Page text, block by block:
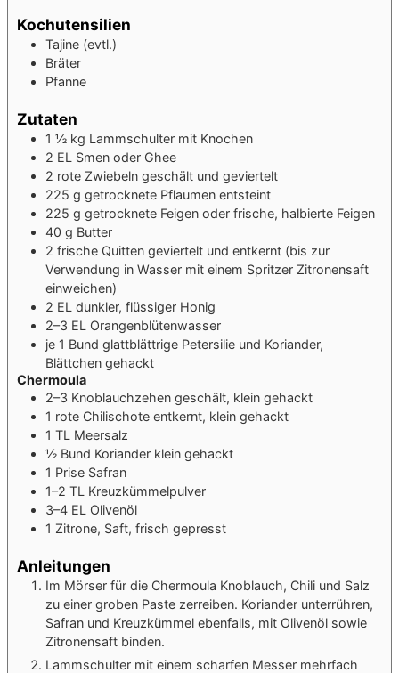
Kochutensilien
Tajine (evtl.)
Bräter
Pfanne
Zutaten
1 ½ kg Lammschulter mit Knochen
2 EL Smen oder Ghee
2 rote Zwiebeln geschält und geviertelt
225 g getrocknete Pflaumen entsteint
225 g getrocknete Feigen oder frische, halbierte Feigen
40 g Butter
2 frische Quitten geviertelt und entkernt (bis zur
Verwendung in Wasser mit einem Spritzer Zitronensaft
einweichen)
2 EL dunkler, flüssiger Honig
2–3 EL Orangenblütenwasser
je 1 Bund glattblättrige Petersilie und Koriander,
Blättchen gehackt
Chermoula
2–3 Knoblauchzehen geschält, klein gehackt
1 rote Chilischote entkernt, klein gehackt
1 TL Meersalz
½ Bund Koriander klein gehackt
1 Prise Safran
1–2 TL Kreuzkümmelpulver
3–4 EL Olivenöl
1 Zitrone, Saft, frisch gepresst
Anleitungen
Im Mörser für die Chermoula Knoblauch, Chili und Salz
zu einer groben Paste zerreiben. Koriander unterrühren,
Safran und Kreuzkümmel ebenfalls, mit Olivenöl sowie
Zitronensaft binden.
Lammschulter mit einem scharfen Messer mehrfach